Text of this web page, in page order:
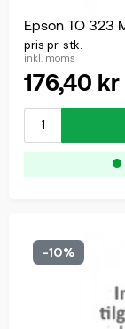
Epson TO 323
pris pr. stk.
inkl. moms
176,40 kr
-10%